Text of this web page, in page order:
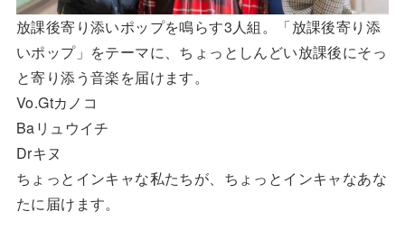
放課後寄り添いポップを鳴らす3人組。「放課後寄り添
いポップ」をテーマに、ちょっとしんどい放課後にそっ
と寄り添う音楽を届けます。
Vo.Gtカノコ
Baリュウイチ
Drキヌ
ちょっとインキャな私たちが、ちょっとインキャなあな
たに届けます。